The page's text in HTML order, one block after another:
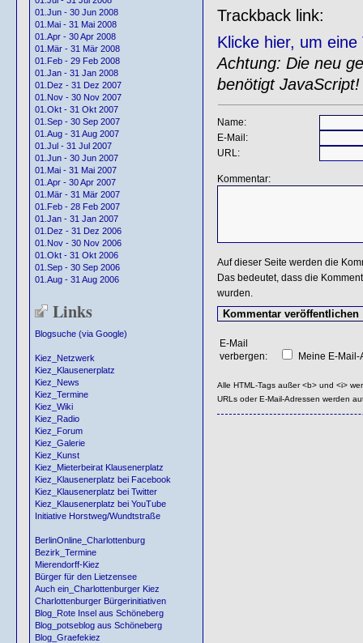
01.Jun - 30 Jun 2008
01.Mai - 31 Mai 2008
01.Apr - 30 Apr 2008
01.Mär - 31 Mär 2008
01.Feb - 29 Feb 2008
01.Jan - 31 Jan 2008
01.Dez - 31 Dez 2007
01.Nov - 30 Nov 2007
01.Okt - 31 Okt 2007
01.Sep - 30 Sep 2007
01.Aug - 31 Aug 2007
01.Jul - 31 Jul 2007
01.Jun - 30 Jun 2007
01.Mai - 31 Mai 2007
01.Apr - 30 Apr 2007
01.Mär - 31 Mär 2007
01.Feb - 28 Feb 2007
01.Jan - 31 Jan 2007
01.Dez - 31 Dez 2006
01.Nov - 30 Nov 2006
01.Okt - 31 Okt 2006
01.Sep - 30 Sep 2006
01.Aug - 31 Aug 2006
Links
Blogsuche (via Google)
Kiez_Netzwerk
Kiez_Klausenerplatz
Kiez_News
Kiez_Termine
Kiez_Wiki
Kiez_Radio
Kiez_Forum
Kiez_Galerie
Kiez_Kunst
Kiez_Mieterbeirat Klausenerplatz
Kiez_Klausenerplatz bei Facebook
Kiez_Klausenerplatz bei Twitter
Kiez_Klausenerplatz bei YouTube
Initiative Horstweg/Wundtstraße
BerlinOnline_Charlottenburg
Bezirk_Termine
Mierendorff-Kiez
Bürger für den Lietzensee
Auch ein_Charlottenburger Kiez
Charlottenburger Bürgerinitiativen
Blog_Rote Insel aus Schöneberg
Blog_potseblog aus Schöneberg
Blog_Graefekiez
Trackback link:
Klicke hier, um
Achtung: Die neu
benötigt JavaScript!
Name:
E-Mail:
URL:
Kommentar:
Auf dieser Seite werden die
Das bedeutet, dass die
wurden.
E-Mail
verbergen:
Meine E-
Alle HTML-Tags außer <b> und <i>
URLs oder E-Mail-Adressen werden